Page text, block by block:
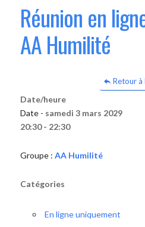
Réunion en
AA Humilité
Retour à
Date/heure
Date - samedi 3 mars 2029
20:30 - 22:30
Groupe : AA Humilité
Catégories
En ligne uniquement